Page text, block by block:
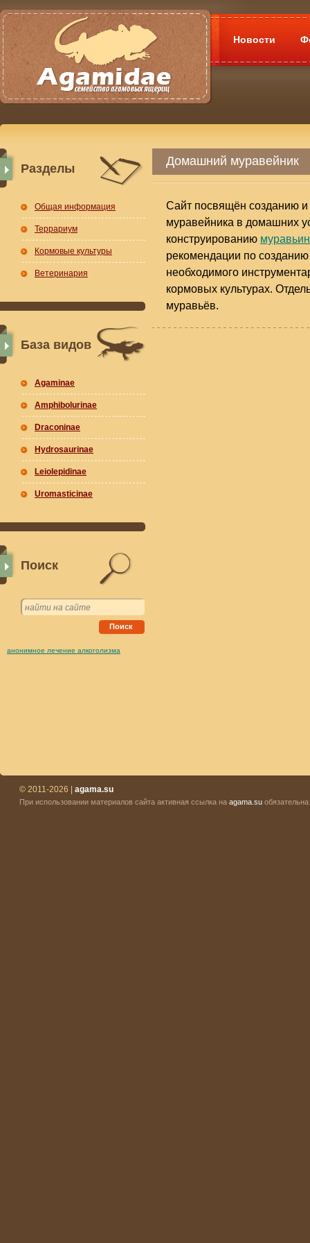
Новости
Разделы
Общая информация
Террариум
Кормовые культуры
Ветеринария
База видов
Agaminae
Amphibolurinae
Draconinae
Hydrosaurinae
Leiolepidinae
Uromasticinae
Поиск
Поиск
анонимное лечение алкоголизма
Домашний муравейник
Сайт посвящён созданию
муравейника в домашних
конструированию
рекомендации по
необходимого
кормовых культурах.
муравьёв.
© 2011-2026 | agama.su
При использовании материалов сайта активная ссылка на agama.su обязательна.